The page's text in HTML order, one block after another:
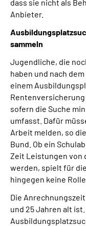
dass sie nicht als
Anbieter.
sammeln
Jugendliche, die
haben und nach
einem
sofern die Suche
umfasst. Dafür
Arbeit melden, so
Bund. Ob ein
Zeit Leistungen von
werden, spielt für
hingegen keine Rolle.
Die
und 25 Jahren alt